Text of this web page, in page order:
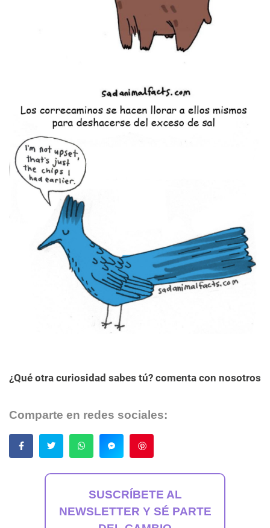
¿Qué otra curiosidad sabes tú? comenta con nosotros
Comparte en redes sociales:
SUSCRÍBETE AL
NEWSLETTER Y SÉ PARTE